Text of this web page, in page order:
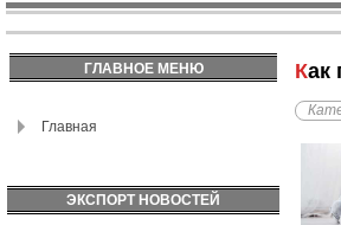
ГЛАВНОЕ МЕНЮ
Главная
ЭКСПОРТ НОВОСТЕЙ